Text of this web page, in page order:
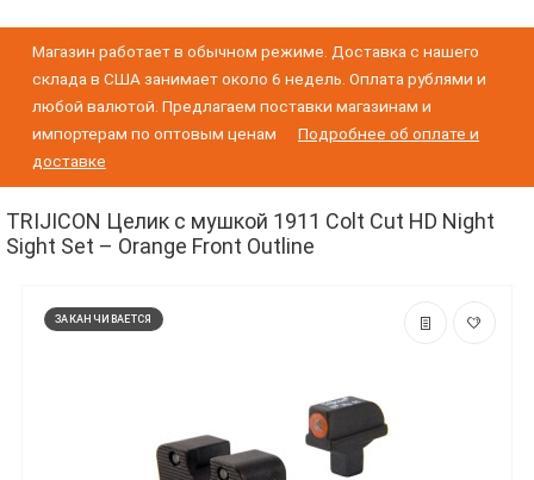
Магазин работает в обычном режиме. Доставка с нашего
склада в США занимает около 6 недель. Оплата рублями и
любой валютой. Предлагаем поставки магазинам и
импортерам по оптовым ценам
Подробнее об оплате и
доставке
TRIJICON Целик с мушкой 1911 Colt Cut HD Night
Sight Set – Orange Front Outline
ЗАКАНЧИВАЕТСЯ